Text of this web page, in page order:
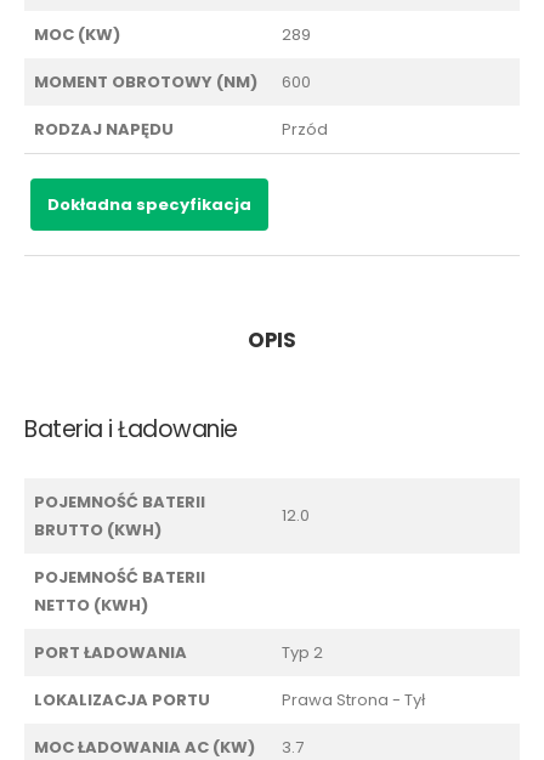
MOC (KW) 289
MOMENT OBROTOWY (NM) 600
RODZAJ NAPĘDU Przód
Dokładna specyfikacja
OPIS
Bateria i Ładowanie
POJEMNOŚĆ BATERII
BRUTTO (KWH)
12.0
POJEMNOŚĆ BATERII
NETTO (KWH)
PORT ŁADOWANIA Typ 2
LOKALIZACJA PORTU Prawa Strona - Tył
MOC ŁADOWANIA AC (KW) 3.7